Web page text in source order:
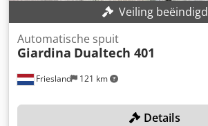
Veiling beëindigd
Friesland 121 km
Automatische spuit
Giardina Dualtech 401
Details